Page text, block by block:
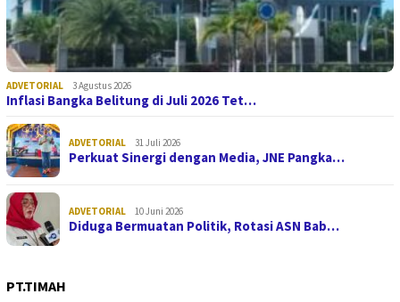
ADVETORIAL 3 Agustus 2026
Inflasi Bangka Belitung di Juli 2026 Tet…
ADVETORIAL 31 Juli 2026
Perkuat Sinergi dengan Media, JNE Pangka…
ADVETORIAL 10 Juni 2026
Diduga Bermuatan Politik, Rotasi ASN Bab…
PT.TIMAH